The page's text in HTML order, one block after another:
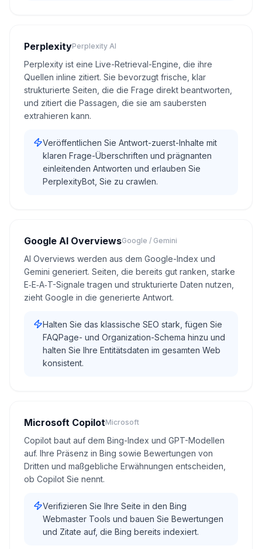
PerplexityPerplexity AI
Perplexity ist eine Live-Retrieval-Engine, die ihre
Quellen inline zitiert. Sie bevorzugt frische, klar
strukturierte Seiten, die die Frage direkt beantworten,
und zitiert die Passagen, die sie am saubersten
extrahieren kann.
Veröffentlichen Sie Antwort-zuerst-Inhalte mit
klaren Frage-Überschriften und prägnanten
einleitenden Antworten und erlauben Sie
PerplexityBot, Sie zu crawlen.
Google AI OverviewsGoogle / Gemini
AI Overviews werden aus dem Google-Index und
Gemini generiert. Seiten, die bereits gut ranken, starke
E‑E‑A‑T-Signale tragen und strukturierte Daten nutzen,
zieht Google in die generierte Antwort.
Halten Sie das klassische SEO stark, fügen Sie
FAQPage- und Organization-Schema hinzu und
halten Sie Ihre Entitätsdaten im gesamten Web
konsistent.
Microsoft CopilotMicrosoft
Copilot baut auf dem Bing-Index und GPT-Modellen
auf. Ihre Präsenz in Bing sowie Bewertungen von
Dritten und maßgebliche Erwähnungen entscheiden,
ob Copilot Sie nennt.
Verifizieren Sie Ihre Seite in den Bing
Webmaster Tools und bauen Sie Bewertungen
und Zitate auf, die Bing bereits indexiert.